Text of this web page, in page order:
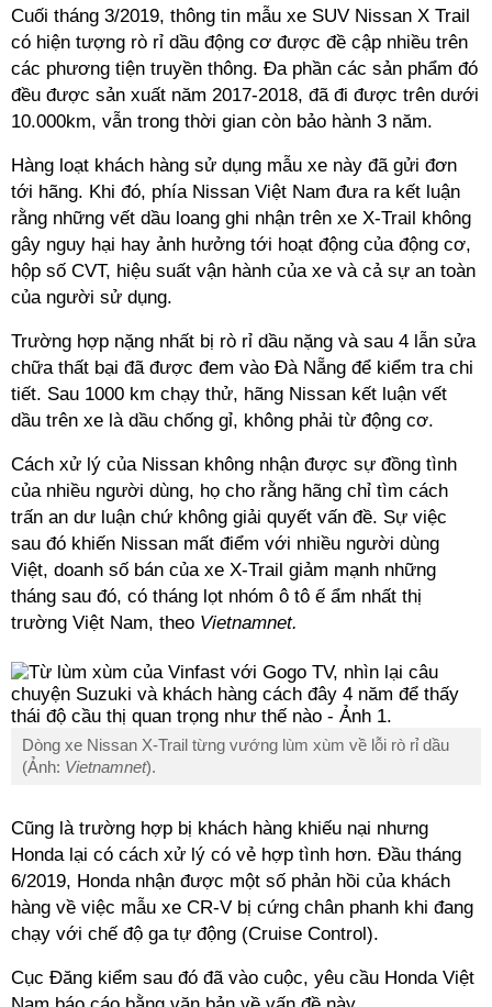
Cuối tháng 3/2019, thông tin mẫu xe SUV Nissan X Trail
có hiện tượng rò rỉ dầu động cơ được đề cập nhiều trên
các phương tiện truyền thông. Đa phần các sản phẩm đó
đều được sản xuất năm 2017-2018, đã đi được trên dưới
10.000km, vẫn trong thời gian còn bảo hành 3 năm.
Hàng loạt khách hàng sử dụng mẫu xe này đã gửi đơn
tới hãng. Khi đó, phía Nissan Việt Nam đưa ra kết luận
rằng những vết dầu loang ghi nhận trên xe X-Trail không
gây nguy hại hay ảnh hưởng tới hoạt động của động cơ,
hộp số CVT, hiệu suất vận hành của xe và cả sự an toàn
của người sử dụng.
Trường hợp nặng nhất bị rò rỉ dầu nặng và sau 4 lẫn sửa
chữa thất bại đã được đem vào Đà Nẵng để kiểm tra chi
tiết. Sau 1000 km chạy thử, hãng Nissan kết luận vết
dầu trên xe là dầu chống gỉ, không phải từ động cơ.
Cách xử lý của Nissan không nhận được sự đồng tình
của nhiều người dùng, họ cho rằng hãng chỉ tìm cách
trấn an dư luận chứ không giải quyết vấn đề. Sự việc
sau đó khiến Nissan mất điểm với nhiều người dùng
Việt, doanh số bán của xe X-Trail giảm mạnh những
tháng sau đó, có tháng lọt nhóm ô tô ế ẩm nhất thị
trường Việt Nam, theo Vietnamnet.
Dòng xe Nissan X-Trail từng vướng lùm xùm về lỗi rò rỉ dầu
(Ảnh: Vietnamnet).
Cũng là trường hợp bị khách hàng khiếu nại nhưng
Honda lại có cách xử lý có vẻ hợp tình hơn. Đầu tháng
6/2019, Honda nhận được một số phản hồi của khách
hàng về việc mẫu xe CR-V bị cứng chân phanh khi đang
chạy với chế độ ga tự động (Cruise Control).
Cục Đăng kiểm sau đó đã vào cuộc, yêu cầu Honda Việt